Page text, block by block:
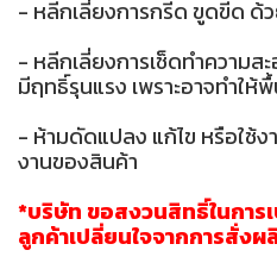
- หลีกเลี่ยงการกรีด ขูดขีด ด้
- หลีกเลี่ยงการเช็ดทำความส
มีฤทธิ์รุนแรง เพราะอาจทำให้
- ห้ามดัดแปลง แก้ไข หรือใช้ง
งานของสินค้า
*บริษัท ขอสงวนสิทธิ์ในการ
ลูกค้าเปลี่ยนใจจากการสั่ง